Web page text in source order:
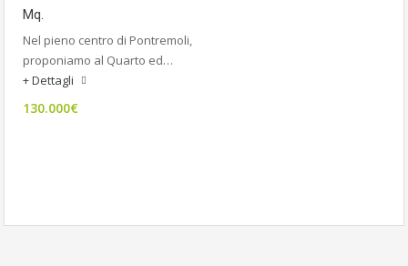
Mq.
Nel pieno centro di Pontremoli,
proponiamo al Quarto ed…
+ Dettagli
130.000€